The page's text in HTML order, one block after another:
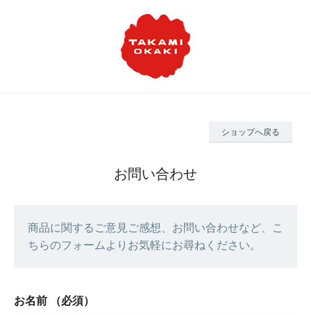
ショップへ戻る
お問い合わせ
商品に関するご意見ご感想、お問い合わせなど、こ
ちらのフォームよりお気軽にお尋ねください。
お名前 （必須）